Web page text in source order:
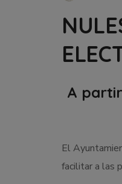
A
El
facilitar a las